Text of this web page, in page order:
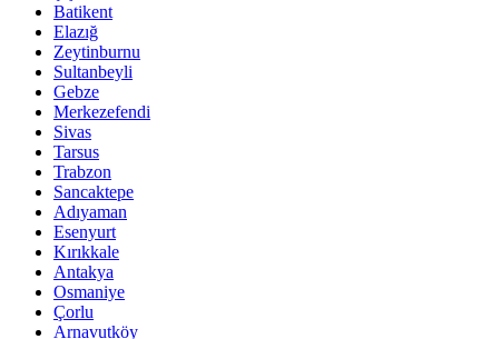
Batikent
Elazığ
Zeytinburnu
Sultanbeyli
Gebze
Merkezefendi
Sivas
Tarsus
Trabzon
Sancaktepe
Adıyaman
Esenyurt
Kırıkkale
Antakya
Osmaniye
Çorlu
Arnavutköy